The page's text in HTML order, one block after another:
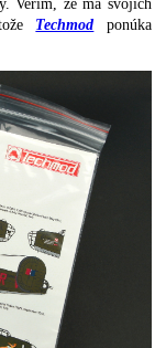
Verím, že má svojich
Techmod
ponúka